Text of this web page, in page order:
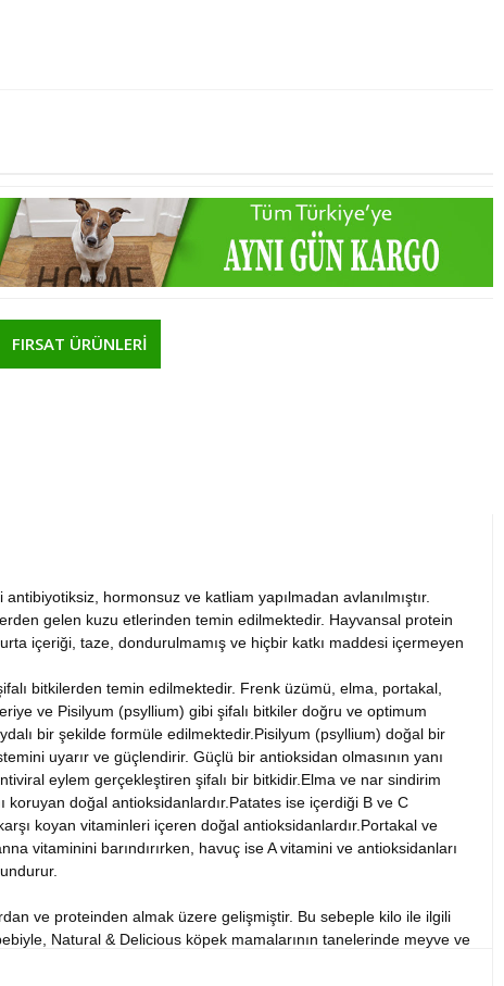
FIRSAT ÜRÜNLERİ
hormonsuz ve katliam yapılmadan avlanılmıştır.
gelen kuzu etlerinden temin edilmektedir. Hayvansal protein
içeriği, taze, dondurulmamış ve hiçbir katkı maddesi içermeyen
bitkilerden temin edilmektedir. Frenk üzümü, elma, portakal,
ve Pisilyum (psyllium) gibi şifalı bitkiler doğru ve optimum
bir şekilde formüle edilmektedir.Pisilyum (psyllium) doğal bir
uyarır ve güçlendirir. Güçlü bir antioksidan olmasının yanı
eylem gerçekleştiren şifalı bir bitkidir.Elma ve nar sindirim
koruyan doğal antioksidanlardır.Patates ise içerdiği B ve C
koyan vitaminleri içeren doğal antioksidanlardır.Portakal ve
vitaminini barındırırken, havuç ise A vitamini ve antioksidanları
ve proteinden almak üzere gelişmiştir. Bu sebeple kilo ile ilgili
Natural & Delicious köpek mamalarının tanelerinde meyve ve